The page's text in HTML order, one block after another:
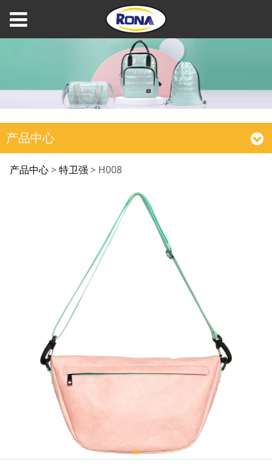
产品中心
H008
产品中心> 特卫强 > H008